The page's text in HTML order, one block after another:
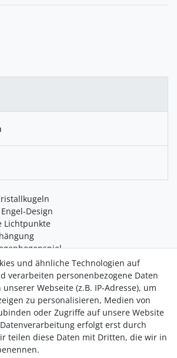
Design
Lichtpunkte
fangen sie das Licht ein und füllen Ihre
Lichtpunkten. Mit fünf 30 mm
entfacht dieser Suncatcher eine wahre
Der Raum sprüht vor Lebendigkeit und
Glitzern. Über den Kristallkugeln
Engelchen das Geschehen.
und ähnliche Technologien auf
verarbeiten personenbezogene Daten
Webseite (z.B. IP-Adresse), um
zu personalisieren, Medien von
oder Zugriffe auf unsere Website
erfolgt erst durch
teilen diese Daten mit Dritten, die wir in